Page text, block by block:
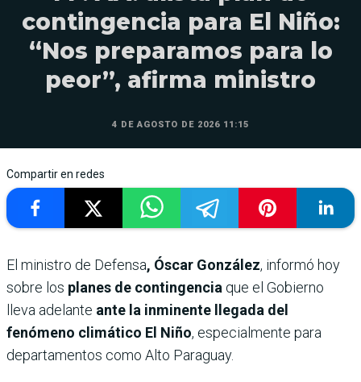
contingencia para El Niño:
“Nos preparamos para lo
peor”, afirma ministro
4 DE AGOSTO DE 2026 11:15
Compartir en redes
El ministro de Defensa, Óscar González, informó hoy
sobre los planes de contingencia que el Gobierno
lleva adelante ante la inminente llegada del
fenómeno climático El Niño, especialmente para
departamentos como Alto Paraguay.